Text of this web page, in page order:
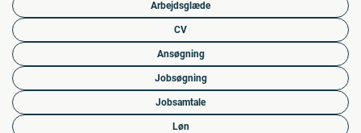
Arbejdsglæde
CV
Ansøgning
Jobsøgning
Jobsamtale
Løn